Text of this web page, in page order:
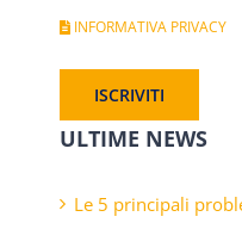
INFORMATIVA PRIVACY
ULTIME NEWS
Le 5 principali